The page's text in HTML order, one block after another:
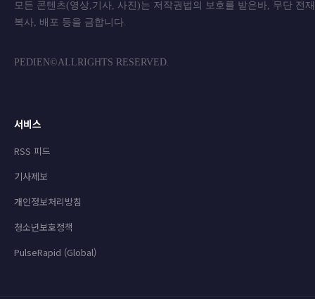
모든 콘텐츠(영상,기사, 사진)는 저작권법의 보호를 받은바, 무단 전
복사, 배포 등을 금합니
PEDIEN©ALLRIGHTS RESERVED.
서비스
RSS 피드
기사제보
개인정보처리방침
청소년보호정책
PulseRapid (Global)